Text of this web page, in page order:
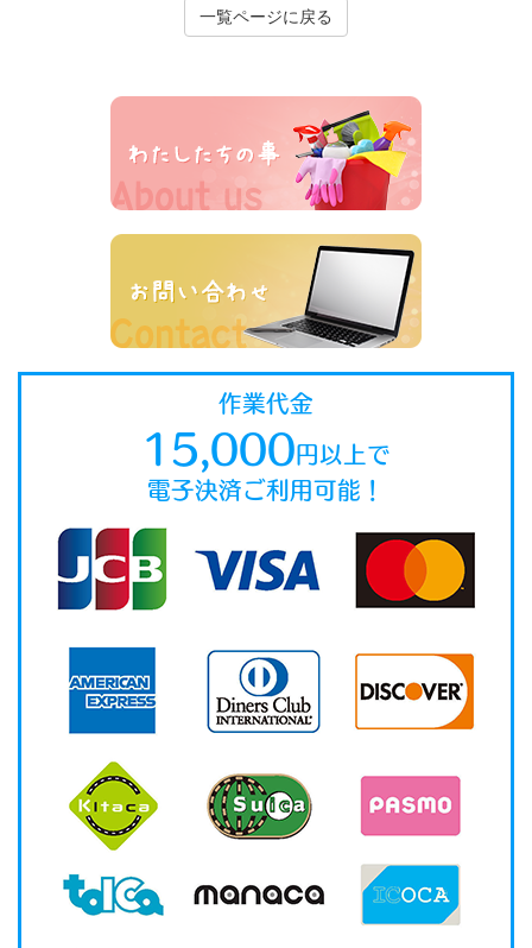
一覧ページに戻る
作業代金
15,000円以上で
電子決済ご利用可能！